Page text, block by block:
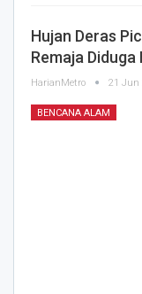
Hujan Deras
Remaja
HarianMetro 21 Jun
BENCANA ALAM